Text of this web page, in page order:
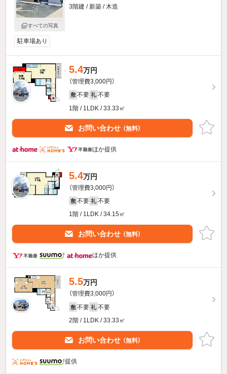
すべての写真
3階建 / 新築 / 木造
駐車場あり
5.4万円
（管理費3,000円）
敷 不要 礼 不要
1階 / 1LDK / 33.33㎡
お問い合わせ （無料）
ほか提供
5.4万円
（管理費3,000円）
敷 不要 礼 不要
1階 / 1LDK / 34.15㎡
お問い合わせ （無料）
ほか提供
5.5万円
（管理費3,000円）
敷 不要 礼 不要
2階 / 1LDK / 33.33㎡
お問い合わせ （無料）
提供